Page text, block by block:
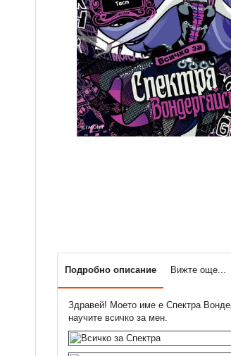
Подробно описание Вижте още...
Здравей! Моето име е Спектра
научите всичко за мен.